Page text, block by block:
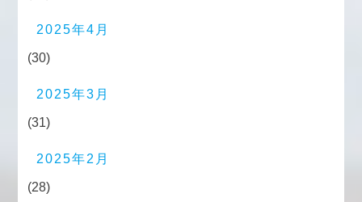
2025年4月
(30)
2025年3月
(31)
2025年2月
(28)